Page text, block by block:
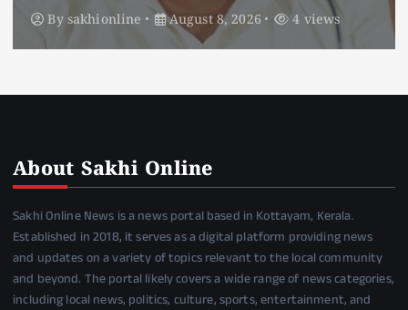
By sakhionline August 8, 2026 6 views
About Sakhi Online
Sakhi Online News is a news portal based in Kottayam, Kerala.
Established in 2018, it serves as a digital platform providing news
and updates on a variety of topics relevant to the local community
and beyond. The portal likely covers a wide range of news categories,
including local news, politics, culture, sports, entertainment, and